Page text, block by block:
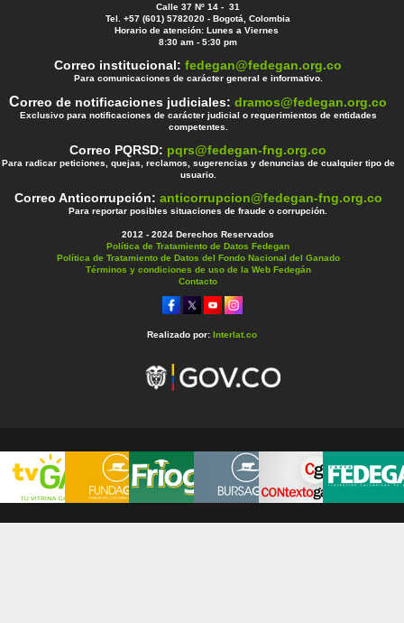
Calle 37 Nº 14 - 31
Tel. +57 (601) 5782020 - Bogotá, Colombia
Horario de atención: Lunes a Viernes
8:30 am - 5:30 pm
Correo institucional:fedegan@fedegan.org.co
Para comunicaciones de carácter general e informativo.
Correo de notificaciones judiciales:dramos@fedegan.org.co
Exclusivo para notificaciones de carácter judicial o requerimientos de entidades
competentes.
Correo PQRSD: pqrs@fedegan-fng.org.co
Para radicar peticiones, quejas, reclamos, sugerencias y denuncias de cualquier tipo de
usuario.
Correo Anticorrupción: anticorrupcion@fedegan-fng.org.co
Para reportar posibles situaciones de fraude o corrupción.
2012 - 2024 Derechos Reservados
Política de Tratamiento de Datos Fedegan
Política de Tratamiento de Datos del Fondo Nacional del Ganado
Términos y condiciones de uso de la Web Fedegán
Contacto
Realizado por: Interlat.co